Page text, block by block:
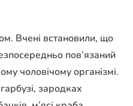
Вчені встановили, що
пов’язаний
чоловічому організмі.
зародках